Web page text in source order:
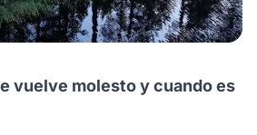
vuelve molesto y cuando es